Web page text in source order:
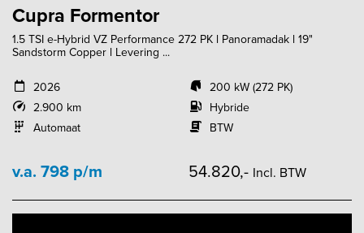
Cupra Formentor
1.5 TSI e-Hybrid VZ Performance 272 PK l Panoramadak l 19"
Sandstorm Copper l Levering ...
2026
2.900 km
Automaat
200 kW (272 PK)
Hybride
BTW
v.a. 798 p/m 54.820,- Incl. BTW